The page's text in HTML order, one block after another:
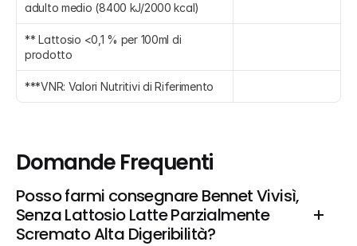
adulto medio (8400 kJ/2000 kcal)
** Lattosio <0,1 % per 100ml di
prodotto
***VNR: Valori Nutritivi di Riferimento
Domande Frequenti
Posso farmi consegnare Bennet Vivisì,
Senza Lattosio Latte Parzialmente
Scremato Alta Digeribilità?